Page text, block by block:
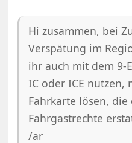
Hi zusammen, bei
Verspätung im
ihr auch mit dem 9-
IC oder ICE nutzen,
Fahrkarte lösen,
Fahrgastrechte
/ar